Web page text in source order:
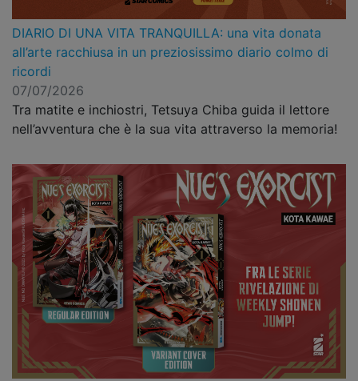
DIARIO DI UNA VITA TRANQUILLA: una vita donata
all’arte racchiusa in un preziosissimo diario colmo di
ricordi
07/07/2026
Tra matite e inchiostri, Tetsuya Chiba guida il lettore
nell’avventura che è la sua vita attraverso la memoria!